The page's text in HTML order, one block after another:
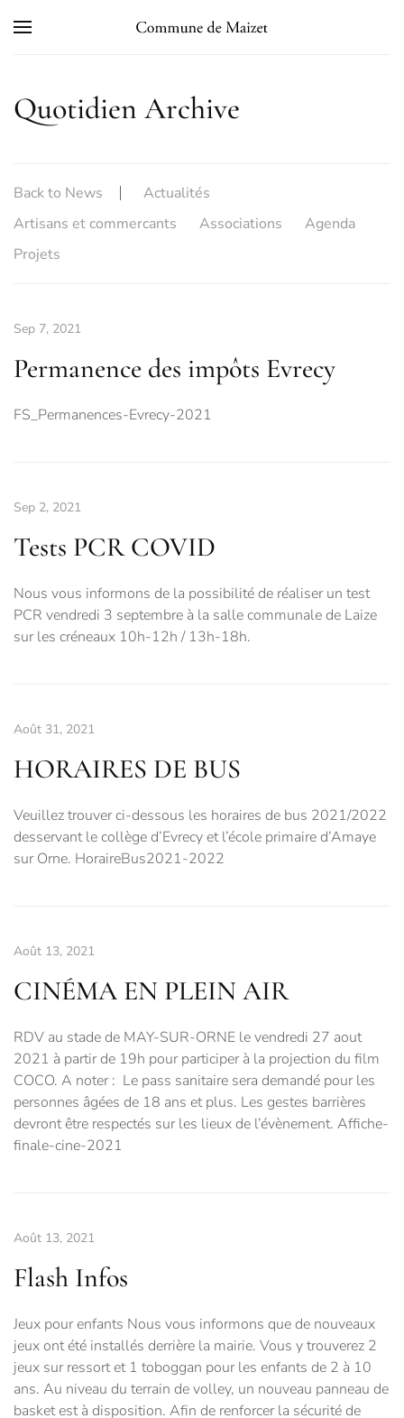
Quotidien Archive
Back to News
Actualités
Artisans et commercants
Associations
Agenda
Projets
Sep 7, 2021
Permanence des impôts Evrecy
FS_Permanences-Evrecy-2021
Sep 2, 2021
Tests PCR COVID
Nous vous informons de la possibilité de réaliser un test
PCR vendredi 3 septembre à la salle communale de Laize
sur les créneaux 10h-12h / 13h-18h.
Août 31, 2021
HORAIRES DE BUS
Veuillez trouver ci-dessous les horaires de bus 2021/2022
desservant le collège d’Evrecy et l’école primaire d’Amaye
sur Orne. HoraireBus2021-2022
Août 13, 2021
CINÉMA EN PLEIN AIR
RDV au stade de MAY-SUR-ORNE le vendredi 27 aout
2021 à partir de 19h pour participer à la projection du film
COCO. A noter : Le pass sanitaire sera demandé pour les
personnes âgées de 18 ans et plus. Les gestes barrières
devront être respectés sur les lieux de l’évènement. Affiche-
finale-cine-2021
Août 13, 2021
Flash Infos
Jeux pour enfants Nous vous informons que de nouveaux
jeux ont été installés derrière la mairie. Vous y trouverez 2
jeux sur ressort et 1 toboggan pour les enfants de 2 à 10
ans. Au niveau du terrain de volley, un nouveau panneau de
basket est à disposition. Afin de renforcer la sécurité de